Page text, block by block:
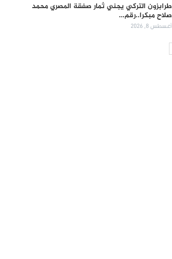
طرابزون التركي يجني ثمار صفقة المصري محمد
صلاح مبكرا..رقم…
أغسطس 8, 2026